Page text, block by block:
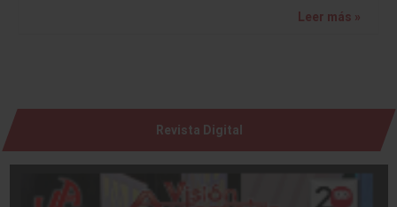
Leer más »
Revista Digital